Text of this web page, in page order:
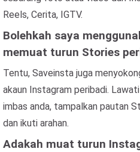
Reels, Cerita, IGTV.
Bolehkah saya
memuat turun Stories
Tentu, Saveinsta juga
akaun Instagram peribadi.
imbas anda, tampalkan pautan
dan ikuti arahan.
Adakah muat turun